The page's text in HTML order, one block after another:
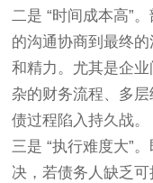
二是 “时间成本高”
的沟通协商到最终
和精力。尤其是企
杂的财务流程、多
债过程陷入持久战。
三是 “执行难度大”
决，若债务人缺乏